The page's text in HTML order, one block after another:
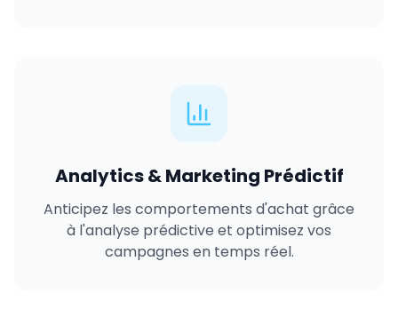
Analytics & Marketing Prédictif
Anticipez les comportements d'achat grâce
à l'analyse prédictive et optimisez vos
campagnes en temps réel.